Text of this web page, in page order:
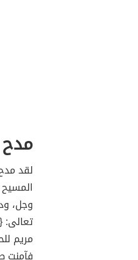
مدح
لقد
وجل،
تعالى:
مريم
فآمنت